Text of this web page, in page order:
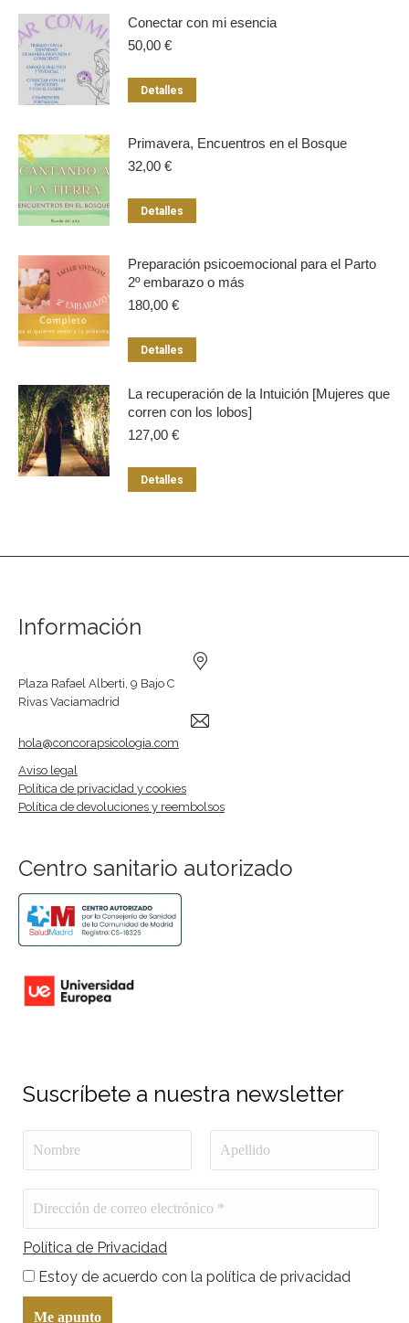
Conectar con mi esencia
50,00 €
Detalles
Primavera, Encuentros en el Bosque
32,00 €
Detalles
Preparación psicoemocional para el Parto
2º embarazo o más
180,00 €
Detalles
La recuperación de la Intuición [Mujeres que
corren con los lobos]
127,00 €
Detalles
Información
Plaza Rafael Alberti, 9 Bajo C
Rivas Vaciamadrid
hola@concorapsicologia.com
Aviso legal
Política de privacidad y cookies
Política de devoluciones y reembolsos
Centro sanitario autorizado
Suscríbete a nuestra newsletter
Política de Privacidad
Estoy de acuerdo con la política de privacidad